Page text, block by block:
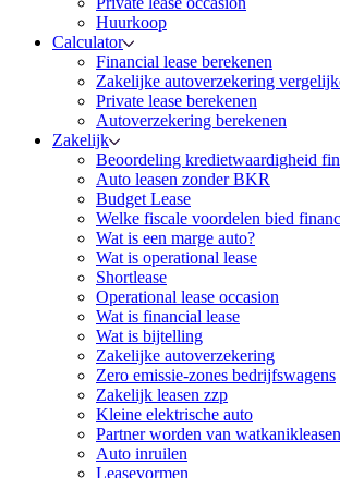
Huurkoop
Calculator
Financial lease berekenen
Zakelijke autoverzekering
Private lease berekenen
Autoverzekering berekenen
Zakelijk
Beoordeling kredietwaardigheid
Auto leasen zonder BKR
Budget Lease
Welke fiscale voordelen bied
Wat is een marge auto?
Wat is operational lease
Shortlease
Operational lease occasion
Wat is financial lease
Wat is bijtelling
Zakelijke autoverzekering
Zero emissie-zones bedrijfswagens
Zakelijk leasen zzp
Kleine elektrische auto
Partner worden van
Auto inruilen
Leasevormen